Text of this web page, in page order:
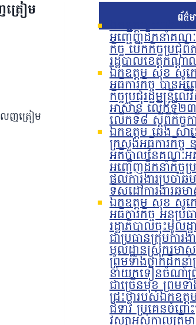
ត្រៀម
លេញត្រៀម
ព័ត៌ម
ឯកឧត្តម ហេង លឹម
អញ្ជើញដឹកនាំគណ
កិច្ច បើកកិច្ចប្រជុំពិ
រដ្ឋបាលខេត្តកណ្ត
ឯកឧត្តម សុខ សូកេ
អធិការកិច្ច បាន
កិច្ចប្រជុំរដ្ឋមន្ត្រី
អាស៊ាន លើកទី២
លើកទី៨ ស្តីពីកិច្ចក
ឯកឧត្តម ឆេង សារ
ក្រសួងអធិការកិច្ច
អភិបាលនៃគណៈអ
អញ្ជើញដឹកនាំកិច្ច
ផលការងារប្រច
ទិសដៅការងារឆ
ឯកឧត្តម សុខ សូកេ
អធិការកិច្ច អនុប្រធ
រដ្ឋាភិបាលចុះមូលដ្
ជាប្រធានក្រុមការង
មូលដ្ឋានស្រុករម
ព្រមទាំងថ្នាក់ដឹកន
នាំយកទៀនចំណាំព្
ជាច្រើនមុខ ព្រមទ
ជ្រះថ្លារបស់ឯកឧត្
ជំទាវ ប្រគេនចំពោ